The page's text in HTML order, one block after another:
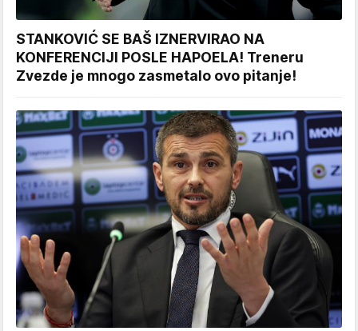
STANKOVIĆ SE BAŠ IZNERVIRAO NA
KONFERENCIJI POSLE HAPOELA! Treneru
Zvezde je mnogo zasmetalo ovo pitanje!